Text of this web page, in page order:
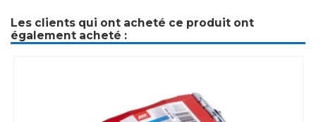
Les clients qui ont acheté ce produit ont
également acheté :